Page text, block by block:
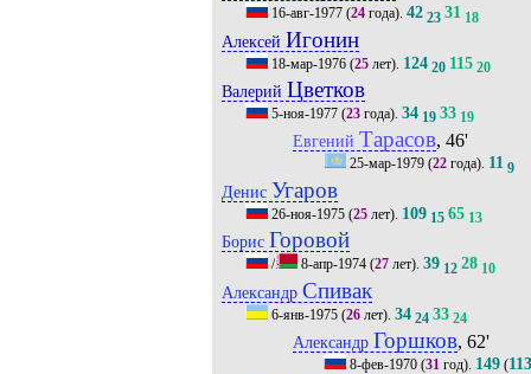
16-авг-1977(24года). 42 23 31 18
Алексей Игонин
18-мар-1976(25лет). 124 20 115 20
Валерий Цветков
5-ноя-1977(23года). 34 19 33 19
Евгений Тарасов, 46'
25-мар-1979 (22 года). 11 9
Денис Угаров
26-ноя-1975(25лет). 109 15 65 13
Борис Горовой
/ 8-апр-1974(27лет). 39 12 28 10
Александр Спивак
6-янв-1975(26лет). 34 24 33 24
Александр Горшков, 62'
8-фев-1970 (31 год). 149 (